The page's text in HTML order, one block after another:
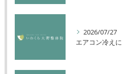
2026/07/27